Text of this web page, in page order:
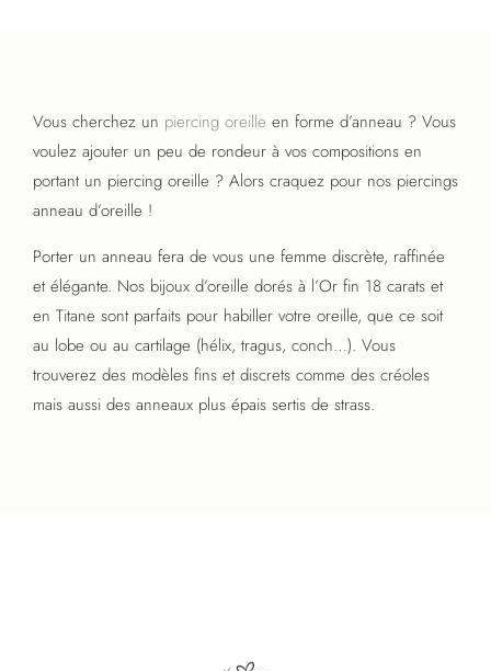
Vous cherchez un piercing oreille en forme d’anneau ? Vous
voulez ajouter un peu de rondeur à vos compositions en
portant un piercing oreille ? Alors craquez pour nos piercings
anneau d’oreille !
Porter un anneau fera de vous une femme discrète, raffinée
et élégante. Nos bijoux d’oreille dorés à l’Or fin 18 carats et
en Titane sont parfaits pour habiller votre oreille, que ce soit
au lobe ou au cartilage (hélix, tragus, conch…). Vous
trouverez des modèles fins et discrets comme des créoles
mais aussi des anneaux plus épais sertis de strass.